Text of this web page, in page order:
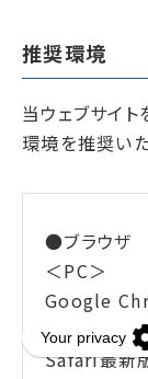
推奨環境
当ウェブサイ
環境を推奨いた
●ブラウザ
＜PC＞
Google
Firefox最新
Safari最新